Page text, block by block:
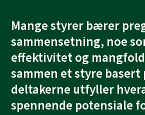
Mange styrer bærer
sammensetning, noe
effektivitet og
sammen et styre
deltakerne utfyller
spennende potensiale